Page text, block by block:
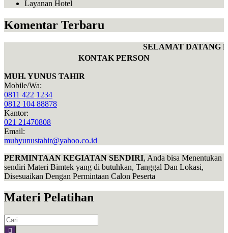
Layanan Hotel
Komentar Terbaru
SELAMAT DATANG
KONTAK PERSON
MUH. YUNUS TAHIR
Mobile/Wa:
0811 422 1234
0812 104 88878
Kantor:
021 21470808
Email:
muhyunustahir@yahoo.co.id
PERMINTAAN KEGIATAN SENDIRI, Anda bisa Menentukan
sendiri Materi Bimtek yang di butuhkan, Tanggal Dan Lokasi,
Disesuaikan Dengan Permintaan Calon Peserta
Materi Pelatihan
Search
for: